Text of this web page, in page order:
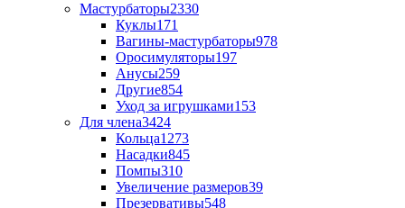
Мастурбаторы2330
Куклы171
Вагины-мастурбаторы978
Оросимуляторы197
Анусы259
Другие854
Уход за игрушками153
Для члена3424
Кольца1273
Насадки845
Помпы310
Увеличение размеров39
Презервативы548